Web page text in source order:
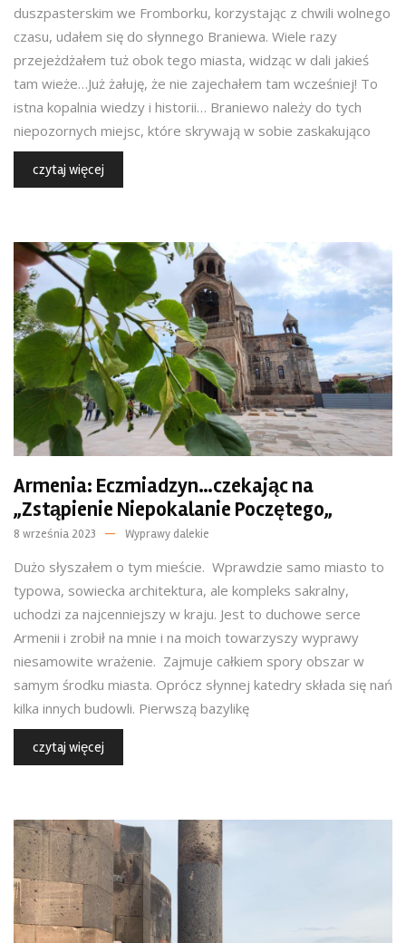
duszpasterskim we Fromborku, korzystając z chwili wolnego
czasu, udałem się do słynnego Braniewa. Wiele razy
przejeżdżałem tuż obok tego miasta, widząc w dali jakieś
tam wieże…Już żałuję, że nie zajechałem tam wcześniej! To
istna kopalnia wiedzy i historii… Braniewo należy do tych
niepozornych miejsc, które skrywają w sobie zaskakująco
czytaj więcej
Armenia: Eczmiadzyn…czekając na
„Zstąpienie Niepokalanie Poczętego„
8 września 2023 Wyprawy dalekie
Dużo słyszałem o tym mieście. Wprawdzie samo miasto to
typowa, sowiecka architektura, ale kompleks sakralny,
uchodzi za najcenniejszy w kraju. Jest to duchowe serce
Armenii i zrobił na mnie i na moich towarzyszy wyprawy
niesamowite wrażenie. Zajmuje całkiem spory obszar w
samym środku miasta. Oprócz słynnej katedry składa się nań
kilka innych budowli. Pierwszą bazylikę
czytaj więcej